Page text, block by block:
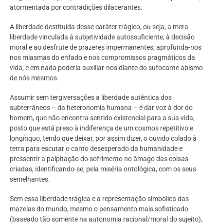
atormentada por contradições dilacerantes.
A liberdade destituída desse caráter trágico, ou seja, a mera
liberdade vinculada à subjetividade autossuficiente, à decisão
moral e ao desfrute de prazeres impermanentes, aprofunda-nos
nos miasmas do enfado e nos compromissos pragmáticos da
vida, e em nada poderia auxiliar-nos diante do sufocante abismo
de nós mesmos.
Assumir sem tergiversações a liberdade autêntica dos
subterrâneos – da heteronomia humana – é dar voz à dor do
homem, que não encontra sentido existencial para a sua vida,
posto que está preso à indiferença de um cosmos repetitivo e
longínquo, tendo que deixar, por assim dizer, o ouvido colado à
terra para escutar o canto desesperado da humanidade e
pressentir a palpitação do sofrimento no âmago das coisas
criadas, identificando-se, pela miséria ontológica, com os seus
semelhantes.
Sem essa liberdade trágica e a representação simbólica das
mazelas do mundo, mesmo o pensamento mais sofisticado
(baseado tão somente na autonomia racional/moral do sujeito),